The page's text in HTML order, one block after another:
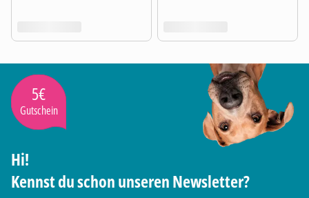
5€
Gutschein
Hi!
Kennst du schon unseren Newsletter?